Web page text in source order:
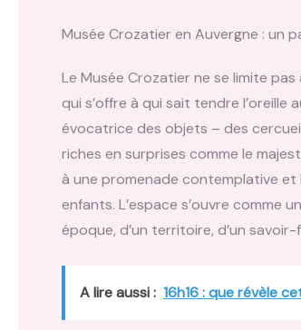
Musée Crozatier en Auvergne : un
Le Musée Crozatier ne se limite
qui s’offre à qui sait tendre
évocatrice des objets – des
riches en surprises comme le
à une promenade contemplative et
enfants. L’espace s’ouvre comme
époque, d’un territoire, d’un savoir-
A lire aussi : 16h16 : que révèle